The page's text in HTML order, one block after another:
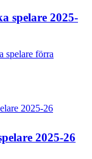
spelare 2025-
spelare förra
2025-26